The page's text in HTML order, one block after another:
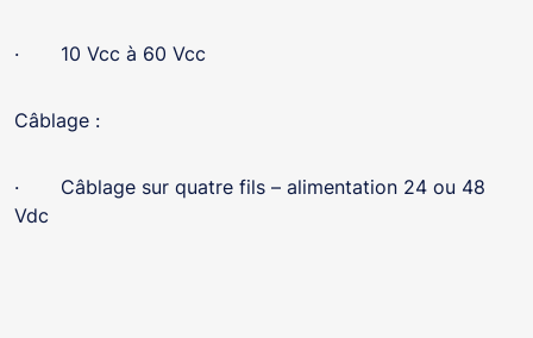
· 10 Vcc à 60 Vcc
Câblage :
· Câblage sur quatre fils – alimentation 24 ou 48
Vdc